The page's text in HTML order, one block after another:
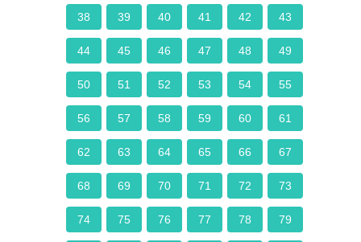
38 39 40 41 42 43
44 45 46 47 48 49
50 51 52 53 54 55
56 57 58 59 60 61
62 63 64 65 66 67
68 69 70 71 72 73
74 75 76 77 78 79